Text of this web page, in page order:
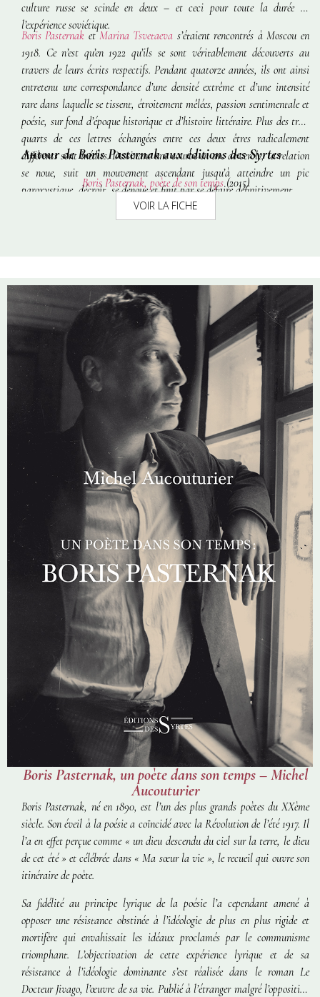
culture russe se scinde en deux – et ceci pour toute la durée de
l’expérience soviétique.
Boris Pasternak etMarina Tsvetaeva s’étaient rencontrés à Moscou en
1918. Ce n’est qu’en 1922 qu’ils se sont véritablement découverts au
travers de leurs écrits respectifs. Pendant quatorze années, ils ont ainsi
entretenu une correspondance d’une densité extrême et d’une intensité
rare dans laquelle se tissent, étroitement mêlées, passion sentimentale et
poésie, sur fond d’époque historique et d’histoire littéraire. Plus des trois
quarts de ces lettres échangées entre ces deux êtres radicalement
différents sont inédits. Dessinant une courbe en arc de cercle, la relation
se noue, suit un mouvement ascendant jusqu’à atteindre un pic
paroxystique, décroît, se dénoue et finit par se défaire définitivement.
Autour de Boris Pasternak aux éditions des Syrtes
Boris Pasternak, poète de son temps(2015)
VOIR LA FICHE
Boris Pasternak, un poète dans son temps – Michel
Aucouturier
Boris Pasternak, né en 1890, est l’un des plus grands poètes du XXème
siècle. Son éveil à la poésie a coïncidé avec la Révolution de l’été 1917. Il
l’a en effet perçue comme « un dieu descendu du ciel sur la terre, le dieu
de cet été » et célébrée dans « Ma sœur la vie », le recueil qui ouvre son
itinéraire de poète.
Sa fidélité au principe lyrique de la poésie l’a cependant amené à
opposer une résistance obstinée à l’idéologie de plus en plus rigide et
mortifère qui envahissait les idéaux proclamés par le communisme
triomphant. L’objectivation de cette expérience lyrique et de sa
résistance à l’idéologie dominante s’est réalisée dans le roman Le
Docteur Jivago, l’œuvre de sa vie. Publié à l’étranger malgré l’opposition